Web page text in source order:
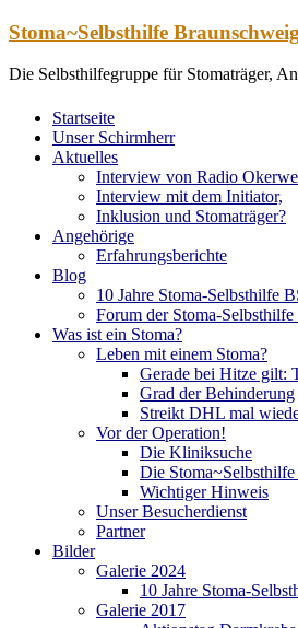
Zum
springen
Stoma~Selbsthilfe Braunschweig
Die Selbsthilfegruppe für Stomaträger,
Startseite
Unser Schirmherr
Aktuelles
Interview von Radio
Interview mit dem Initiator,
Inklusion und Stomaträger?
Angehörige
Erfahrungsberichte
Blog
10 Jahre Stoma-Selbsthilfe
Forum der Stoma-Selbsthilfe
Was ist ein Stoma?
Leben mit einem Stoma?
Gerade bei Hitze gilt:
Grad der Behinderung
Streikt DHL mal
Vor der Operation!
Die Kliniksuche
Die
Wichtiger Hinweis
Unser Besucherdienst
Partner
Bilder
Galerie 2024
10 Jahre Stoma-
Galerie 2017